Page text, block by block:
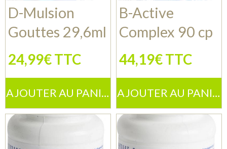
D-Mulsion
Gouttes 29,6ml
24,99€ TTC
AJOUTER AU PANIER
B-Active
Complex 90 cp
44,19€ TTC
AJOUTER AU PANIER